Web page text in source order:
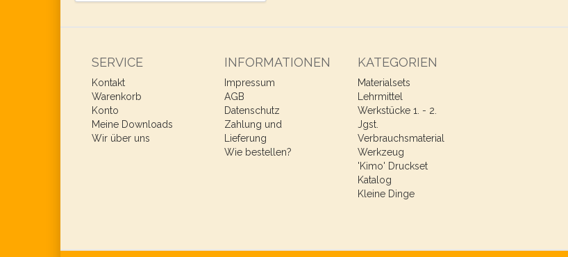
SERVICE
Kontakt
Warenkorb
Konto
Meine Downloads
Wir über uns
INFORMATIONEN
Impressum
AGB
Datenschutz
Zahlung und
Lieferung
Wie bestellen?
KATEGORIEN
Materialsets
Lehrmittel
Werkstücke 1. - 2.
Jgst.
Verbrauchsmaterial
Werkzeug
'Kimo' Druckset
Katalog
Kleine Dinge